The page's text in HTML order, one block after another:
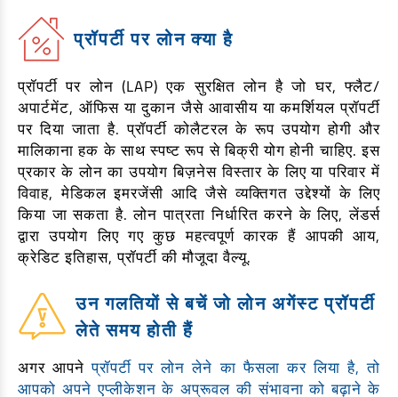
प्रॉपर्टी पर लोन क्या है
प्रॉपर्टी पर लोन (LAP) एक सुरक्षित लोन है जो घर, फ्लैट/
अपार्टमेंट, ऑफिस या दुकान जैसे आवासीय या कमर्शियल प्रॉपर्टी
पर दिया जाता है. प्रॉपर्टी कोलैटरल के रूप उपयोग होगी और
मालिकाना हक के साथ स्पष्ट रूप से बिक्री योग होनी चाहिए. इस
प्रकार के लोन का उपयोग बिज़नेस विस्तार के लिए या परिवार में
विवाह, मेडिकल इमरजेंसी आदि जैसे व्यक्तिगत उद्देश्यों के लिए
किया जा सकता है. लोन पात्रता निर्धारित करने के लिए, लेंडर्स
द्वारा उपयोग लिए गए कुछ महत्वपूर्ण कारक हैं आपकी आय,
क्रेडिट इतिहास, प्रॉपर्टी की मौजूदा वैल्यू.
उन गलतियों से बचें जो लोन अगेंस्ट प्रॉपर्टी
लेते समय होती हैं
अगर आपनेप्रॉपर्टी पर लोनलेने का फैसला कर लिया है, तो
आपको अपने एप्लीकेशन के अप्रूवल की संभावना को बढ़ाने के